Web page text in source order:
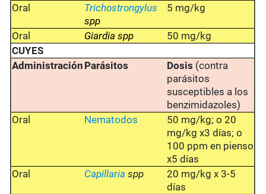
Oral
Trichostrongylus
spp
5 mg/kg
Oral Giardia spp
50 mg/kg
CUYES
Administración Parásitos Dosis (contra
parásitos
susceptibles a los
benzimidazoles)
Oral
Nematodos
50 mg/kg; o 20
mg/kg x3 días; o
100 ppm en pienso
x5 días
Oral
Capillaria spp
20 mg/kg x 3-5
días